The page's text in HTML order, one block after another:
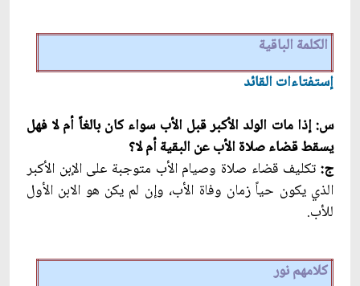
الكلمة الباقية
إستفتاءات القائد
س: إذا مات الولد الأكبر قبل الأب سواء كان بالغاً أم لا فهل
يسقط قضاء صلاة الأب عن البقية أم لا؟
ج:تكليف قضاء صلاة وصيام الأب متوجبة على الإبن الأكبر
الذي يكون حياً زمان وفاة الأب، وإن لم يكن هو الابن الأول
للأب.
كلامهم نور